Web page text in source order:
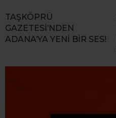
TAŞKÖPRÜ
GAZETESİ’NDEN
ADANA’YA YENİ BİR SES!